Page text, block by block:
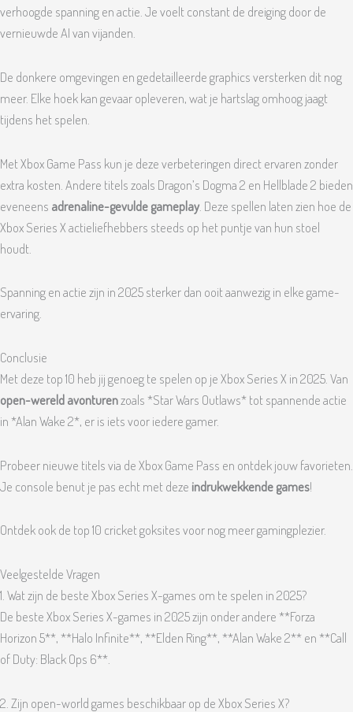
verhoogde spanning en actie. Je voelt constant de dreiging door de
vernieuwde AI van vijanden.
De donkere omgevingen en gedetailleerde graphics versterken dit nog
meer. Elke hoek kan gevaar opleveren, wat je hartslag omhoog jaagt
tijdens het spelen.
Met Xbox Game Pass kun je deze verbeteringen direct ervaren zonder
extra kosten. Andere titels zoals Dragon’s Dogma 2 en Hellblade 2 bieden
eveneens adrenaline-gevulde gameplay . Deze spellen laten zien hoe de
Xbox Series X actieliefhebbers steeds op het puntje van hun stoel
houdt.
Spanning en actie zijn in 2025 sterker dan ooit aanwezig in elke game-
ervaring.
Conclusie
Met deze top 10 heb jij genoeg te spelen op je Xbox Series X in 2025. Van
open-wereld avonturenzoals *Star Wars Outlaws* tot spannende actie
in *Alan Wake 2*, er is iets voor iedere gamer.
Probeer nieuwe titels via de Xbox Game Pass en ontdek jouw favorieten.
Je console benut je pas echt met deze indrukwekkende games!
Ontdek ook de top 10 cricket goksites voor nog meer gamingplezier.
Veelgestelde Vragen
1. Wat zijn de beste Xbox Series X-games om te spelen in 2025?
De beste Xbox Series X-games in 2025 zijn onder andere **Forza
Horizon 5**, **Halo Infinite**, **Elden Ring**, **Alan Wake 2** en **Call
of Duty: Black Ops 6**.
2. Zijn open-world games beschikbaar op de Xbox Series X?